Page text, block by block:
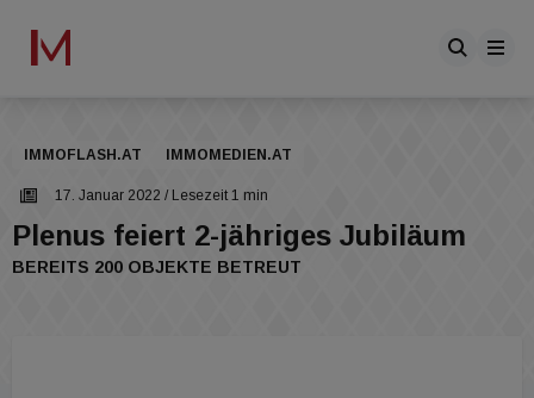
IMMOFLASH.AT IMMOMEDIEN.AT
17. Januar 2022 / Lesezeit 1 min
Plenus feiert 2-jähriges Jubiläum
BEREITS 200 OBJEKTE BETREUT